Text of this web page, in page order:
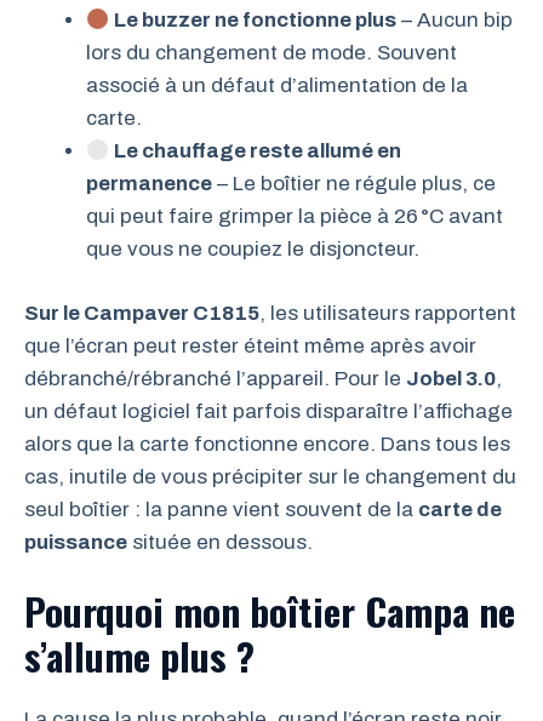
Le buzzer ne fonctionne plus – Aucun bip
lors du changement de mode. Souvent
associé à un défaut d’alimentation de la
carte.
Le chauffage reste allumé en
permanence – Le boîtier ne régule plus, ce
qui peut faire grimper la pièce à 26 °C avant
que vous ne coupiez le disjoncteur.
Sur le Campaver C1815, les utilisateurs rapportent
que l’écran peut rester éteint même après avoir
débranché/rébranché l’appareil. Pour le Jobel 3.0,
un défaut logiciel fait parfois disparaître l’affichage
alors que la carte fonctionne encore. Dans tous les
cas, inutile de vous précipiter sur le changement du
seul boîtier : la panne vient souvent de la carte de
puissance située en dessous.
Pourquoi mon boîtier Campa ne
s’allume plus ?